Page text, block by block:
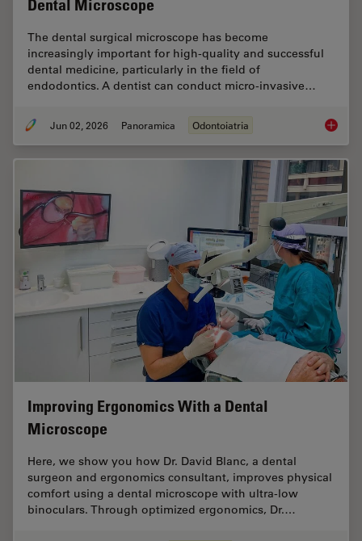
Dental Microscope
The dental surgical microscope has become
increasingly important for high-quality and successful
dental medicine, particularly in the field of
endodontics. A dentist can conduct micro-invasive…
Jun 02, 2026 Panoramica Odontoiatria Six
Improving Ergonomics With a Dental
Microscope
Here, we show you how Dr. David Blanc, a dental
surgeon and ergonomics consultant, improves physical
comfort using a dental microscope with ultra-low
binoculars. Through optimized ergonomics, Dr.…